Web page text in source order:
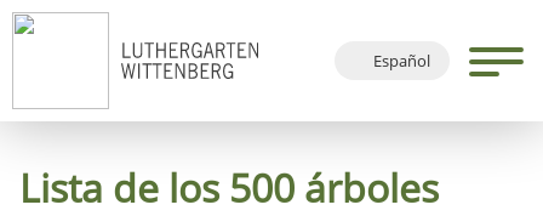
Español
Français
Lista de los 500 árboles